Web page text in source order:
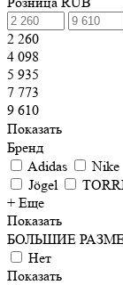
2 260
4 098
5 935
7 773
9 610
Показать
Бренд
Adidas
Nike
Jögel
+ Еще
Показать
БОЛЬШИЕ
Нет
Показать